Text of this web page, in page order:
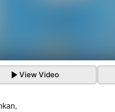
View Video